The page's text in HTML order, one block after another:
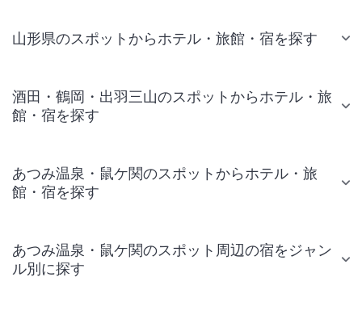
山形県のスポットからホテル・旅館・宿を探す
酒田・鶴岡・出羽三山のスポットからホテル・旅
館・宿を探す
あつみ温泉・鼠ケ関のスポットからホテル・旅
館・宿を探す
あつみ温泉・鼠ケ関のスポット周辺の宿をジャン
ル別に探す